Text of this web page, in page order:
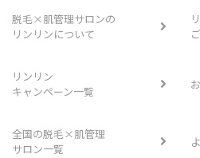
脱毛×肌管理サロンの
リンリンについて
リンリン
キャンペーン一覧
全国の脱毛×肌管理
サロン一覧